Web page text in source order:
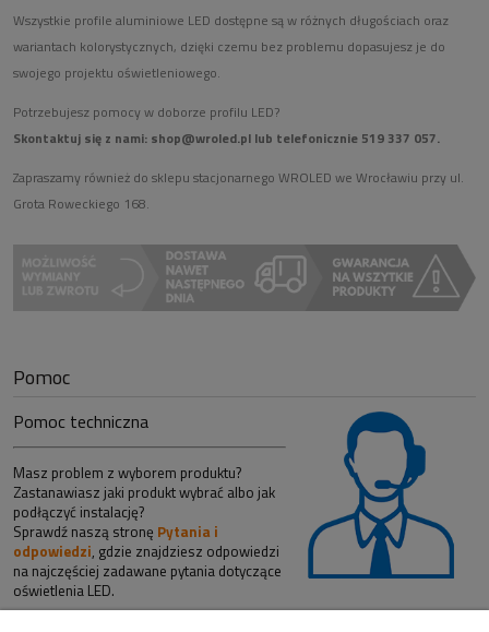
Wszystkie profile aluminiowe LED dostępne są w różnych długościach oraz
wariantach kolorystycznych, dzięki czemu bez problemu dopasujesz je do
swojego projektu oświetleniowego.
Potrzebujesz pomocy w doborze profilu LED?
Skontaktuj się z nami: shop@wroled.pl lub telefonicznie 519 337 057.
Zapraszamy również do sklepu stacjonarnego WROLED we Wrocławiu przy ul.
Grota Roweckiego 168.
Pomoc
Pomoc techniczna
Masz problem z wyborem produktu?
Zastanawiasz jaki produkt wybrać albo jak
podłączyć instalację?
Sprawdź naszą stronę Pytania i
odpowiedzi, gdzie znajdziesz odpowiedzi
na najczęściej zadawane pytania dotyczące
oświetlenia LED.